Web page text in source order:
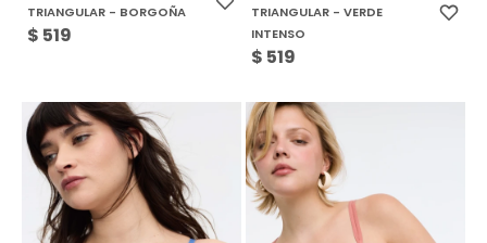
TRIANGULAR - BORGOÑA
$ 519
TRIANGULAR - VERDE
INTENSO
$ 519